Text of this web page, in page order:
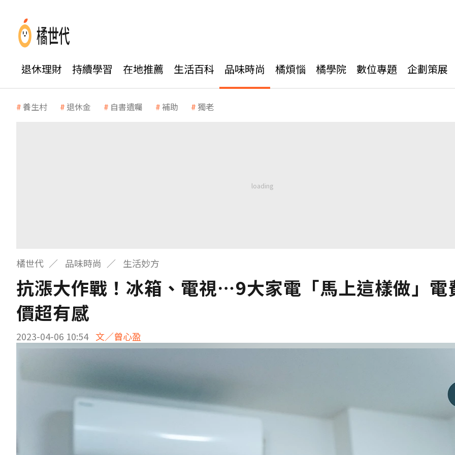
退休理財 持續學習 在地推薦 生活百科 品味時尚 橘煩惱 橘學院 數位專題 企劃策展
養生村 退休金 自書遺囑 補助 獨老
橘世代 品味時尚 生活妙方
抗漲大作戰！冰箱、電視⋯9大家電「馬上這樣做」電
價超有感
2023-04-06 10:54 文／曾心盈